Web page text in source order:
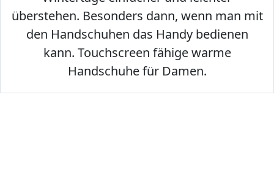
überstehen. Besonders dann, wenn man mit
den Handschuhen das Handy bedienen
kann. Touchscreen fähige warme
Handschuhe für Damen.